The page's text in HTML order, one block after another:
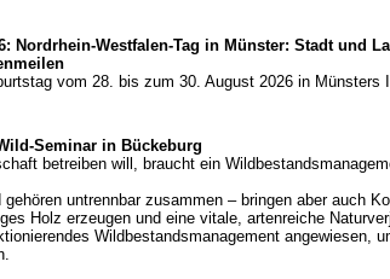
Nordrhein-Westfalen-Tag in Münster: Stadt und
vom 28. bis zum 30. August 2026 in Münsters
Seminar in Bückeburg
betreiben will, braucht ein
gehören untrennbar zusammen – bringen aber auch
Holz erzeugen und eine vitale, artenreiche
Wildbestandsmanagement angewiesen,